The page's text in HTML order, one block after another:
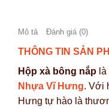
Mô tả Đánh giá (0)
THÔNG TIN SẢN
Hộp xà bông nắp
Nhựa Vĩ Hưng. Với
Hưng tự hào là